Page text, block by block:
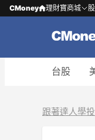
CMoney 理財寶商城
台股
跟著達人學